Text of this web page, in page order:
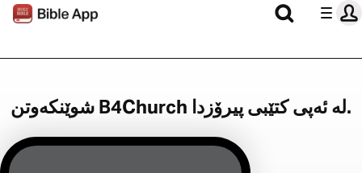
شوێنکەوتن B4Church لە ئەپی کتێبی پیرۆزدا.